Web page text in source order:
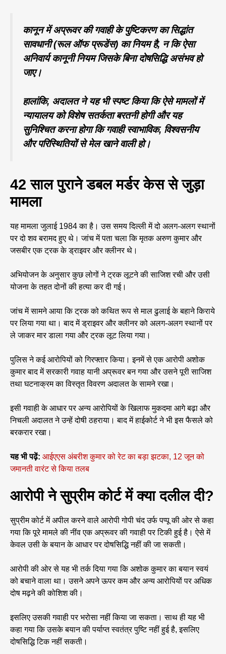
कानून में अप्रूवर की गवाही के पुष्टिकरण का सिद्धांत
सावधानी (रूल ऑफ प्रूडेंस) का नियम है, न कि ऐसा
अनिवार्य कानूनी नियम जिसके बिना दोषसिद्धि असंभव हो
जाए।
हालांकि, अदालत ने यह भी स्पष्ट किया कि ऐसे मामलों में
न्यायालय को विशेष सतर्कता बरतनी होगी और यह
सुनिश्चित करना होगा कि गवाही स्वाभाविक, विश्वसनीय
और परिस्थितियों से मेल खाने वाली हो।
42 साल पुराने डबल मर्डर केस से जुड़ा
मामला
यह मामला जुलाई 1984 का है। उस समय दिल्ली में दो अलग-अलग स्थानों
पर दो शव बरामद हुए थे। जांच में पता चला कि मृतक अरुण कुमार और
जसबीर एक ट्रक के ड्राइवर और क्लीनर थे।
अभियोजन के अनुसार कुछ लोगों ने ट्रक लूटने की साजिश रची और उसी
योजना के तहत दोनों की हत्या कर दी गई।
जांच में सामने आया कि ट्रक को कथित रूप से माल ढुलाई के बहाने किराये
पर लिया गया था। बाद में ड्राइवर और क्लीनर को अलग-अलग स्थानों पर
ले जाकर मार डाला गया और ट्रक लूट लिया गया।
पुलिस ने कई आरोपियों को गिरफ्तार किया। इनमें से एक आरोपी अशोक
कुमार बाद में सरकारी गवाह यानी अप्रूवर बन गया और उसने पूरी साजिश
तथा घटनाक्रम का विस्तृत विवरण अदालत के सामने रखा।
इसी गवाही के आधार पर अन्य आरोपियों के खिलाफ मुकदमा आगे बढ़ा और
निचली अदालत ने उन्हें दोषी ठहराया। बाद में हाईकोर्ट ने भी इस फैसले को
बरकरार रखा।
यह भी पढ़ें: आईएएस अंबरीश कुमार को रेट का बड़ा झटका, 12 जून को
जमानती वारंट से किया तलब
आरोपी ने सुप्रीम कोर्ट में क्या दलील दी?
सुप्रीम कोर्ट में अपील करने वाले आरोपी गोपी चंद उर्फ पप्पू की ओर से कहा
गया कि पूरे मामले की नींव एक अप्रूवर की गवाही पर टिकी हुई है। ऐसे में
केवल उसी के बयान के आधार पर दोषसिद्धि नहीं की जा सकती।
आरोपी की ओर से यह भी तर्क दिया गया कि अशोक कुमार का बयान स्वयं
को बचाने वाला था। उसने अपने ऊपर कम और अन्य आरोपियों पर अधिक
दोष मढ़ने की कोशिश की।
इसलिए उसकी गवाही पर भरोसा नहीं किया जा सकता। साथ ही यह भी
कहा गया कि उसके बयान की पर्याप्त स्वतंत्र पुष्टि नहीं हुई है, इसलिए
दोषसिद्धि टिक नहीं सकती।